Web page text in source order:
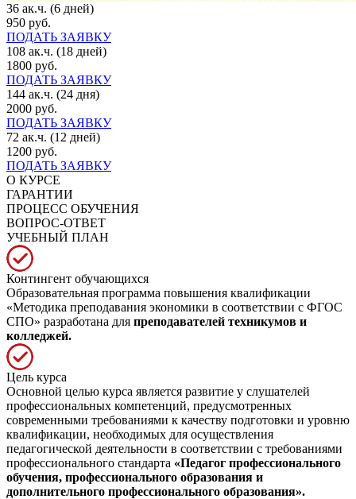
36 ак.ч. (6 дней)
950 руб.
ПОДАТЬ ЗАЯВКУ
108 ак.ч. (18 дней)
1800 руб.
ПОДАТЬ ЗАЯВКУ
144 ак.ч. (24 дня)
2000 руб.
ПОДАТЬ ЗАЯВКУ
72 ак.ч. (12 дней)
1200 руб.
ПОДАТЬ ЗАЯВКУ
О КУРСЕ
ГАРАНТИИ
ПРОЦЕСС ОБУЧЕНИЯ
ВОПРОС-ОТВЕТ
УЧЕБНЫЙ ПЛАН
Контингент обучающихся
Образовательная программа повышения квалификации
«Методика преподавания экономики в соответствии с ФГОС
СПО» разработана для преподавателей техникумов и
колледжей.
Цель курса
Основной целью курса является развитие у слушателей
профессиональных компетенций, предусмотренных
современными требованиями к качеству подготовки и уровню
квалификации, необходимых для осуществления
педагогической деятельности в соответствии с требованиями
профессионального стандарта «Педагог профессионального
обучения, профессионального образования и
дополнительного профессионального образования».